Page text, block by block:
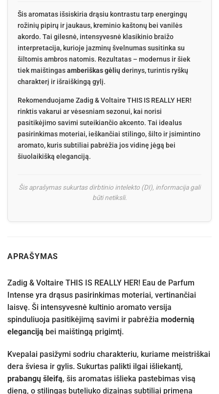
Šis aromatas išsiskiria drąsiu kontrastu tarp energingų
rožinių pipirų ir jaukaus, kreminio kaštonų bei vanilės
akordo. Tai gilesnė, intensyvesnė klasikinio braižo
interpretacija, kurioje jazminų švelnumas susitinka su
šiltomis ambros natomis. Rezultatas – modernus ir šiek
tiek maištingasamberiškas gėlių derinys, turintis ryškų
charakterį ir išraiškingą gylį.
Rekomenduojame Zadig & Voltaire THIS IS REALLY HER!
rinktis vakarui ar vėsesniam sezonui, kai norisi
pasitikėjimo savimi suteikiančio akcento. Tai idealus
pasirinkimas moteriai, ieškančiai stilingo, šilto ir įsimintino
aromato, kuris subtiliai pabrėžia jos vidinę jėgą bei
šiuolaikišką eleganciją.
Šis aprašymas sukurtas dirbtinio intelekto (DI), informacija gali
būti netiksli.
APRAŠYMAS
Zadig & Voltaire THIS IS REALLY HER! Eau de Parfum
Intense yra drąsus pasirinkimas moteriai, vertinančiai
laisvę. Ši intensyvesnė kultinio aromato versija
spinduliuoja pasitikėjimą savimi ir pabrėžia modernią
eleganciją bei maištingą prigimtį.
Kvepalai pasižymi sodriu charakteriu, kuriame meistriškai
dera šviesa ir gylis. Sukurtas palikti ilgai išliekantį,
prabangų šleifą, šis aromatas išlieka pastebimas visą
dieną, o stilingas buteliuko dizainas subtiliai primena